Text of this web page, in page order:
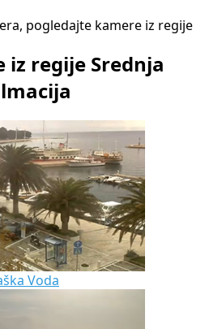
pogledajte kamere iz regije
iz regije Srednja
Voda